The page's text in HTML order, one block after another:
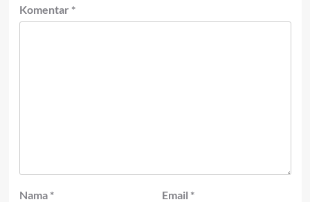
Komentar *
Nama * Email *